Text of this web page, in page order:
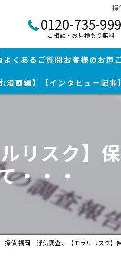
探
0120-735-999
ご相談・お見積もり無料
多区福岡空港前本部
事務所
鉄久留米駅より徒歩圏内｜分厚い
よくあるご質問お客様のお声
:漫画編】 【インタビュー記事】
リスク】
・・・
探偵 福岡｜浮気調査、【モラルリスク】